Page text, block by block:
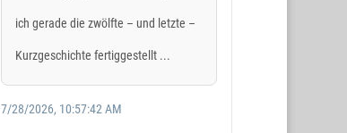
ich gerade die zwölfte – und letzte –
Kurzgeschichte fertiggestellt ...
7/28/2026, 10:57:42 AM